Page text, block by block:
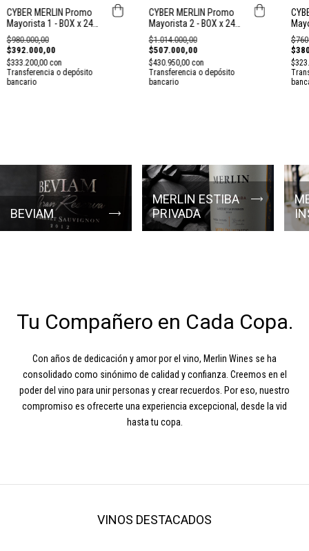
CYBER MERLIN Promo
Mayorista 1 - BOX x 24
Bot
$980.000,00
$392.000,00
$333.200,00 con
Transferencia o depósito
bancario
CYBER MERLIN Promo
Mayorista 2 - BOX x 24
Bot
$1.014.000,00
$507.000,00
$430.950,00 con
Transferencia o depósito
bancario
Bot
BEVIAM
MERLIN ESTIBA
PRIVADA
Tu Compañero en Cada Copa.
Con años de dedicación y amor por el vino, Merlin Wines se ha
consolidado como sinónimo de calidad y confianza. Creemos en el
poder del vino para unir personas y crear recuerdos. Por eso, nuestro
compromiso es ofrecerte una experiencia excepcional, desde la vid
hasta tu copa.
VINOS DESTACADOS